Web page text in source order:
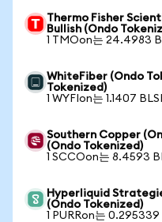
Thermo Fisher
Bullish (Ondo
1 TMOon는 24.4983
WhiteFiber (Ondo
Tokenized)
1 WYFIon는 1.1407
Southern Copper
(Ondo Tokenized)
1 SCCOon는 8.4593
Hyperliquid
(Ondo Tokenized)
1 PURRon는